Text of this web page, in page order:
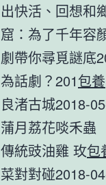
出快活、回想和
窟：為了千年容
劇帶你尋覓謎底
為話劇？201包養
良渚古城2018-
蒲月荔花啖禾蟲
傳統豉油雞 玫包
菜對對碰2018-